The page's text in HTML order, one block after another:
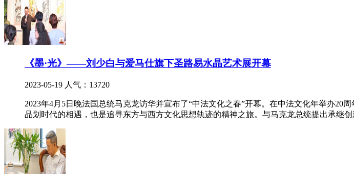
《墨·光》——刘少白与爱马仕旗下圣路易水晶艺术展开幕
2023-05-19 人气：13720
2023年4月5日晚法国总统马克龙访华并宣布了“中法文化之春”开幕。在中法文化年举办
品划时代的相遇，也是追寻东方与西方文化思想轨迹的精神之旅。与马克龙总统提出承继创